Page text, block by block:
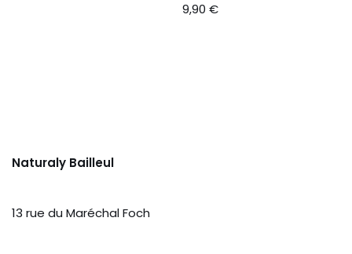
9,90€
Naturaly Bailleul
13 rue du Maréchal Foch